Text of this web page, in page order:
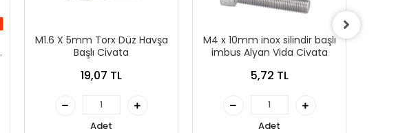
M1.6 X 5mm Torx Düz Havşa
Başlı Civata
19,07 TL
Adet
M4 x 10mm inox silindir başlı
imbus Alyan Vida Civata
5,72 TL
Adet